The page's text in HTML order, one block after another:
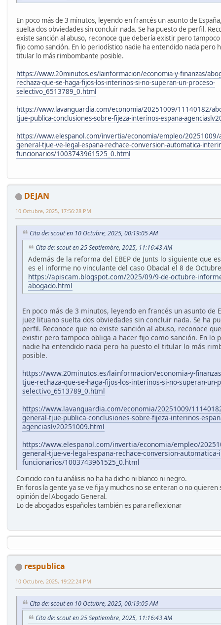
En poco más de 3 minutos, leyendo en francés un asunto de
suelta dos obviedades sin concluir nada. Se ha puesto de perfil.
existe sanción al abuso, reconoce que debería existir pero
fijo como sanción. En lo periodístico nadie ha entendido nada pero
titular lo más rimbombante posible.
https://www.20minutos.es/lainformacion/economia-y-finanzas/
rechaza-que-se-haga-fijos-los-interinos-si-no-superan-un-proceso-
selectivo_6513789_0.html
https://www.lavanguardia.com/economia/20251009/11140182/
tjue-publica-conclusiones-sobre-fijeza-interinos-espana-
https://www.elespanol.com/invertia/economia/empleo/20251009/
general-tjue-ve-legal-espana-rechace-conversion-automatica-
funcionarios/1003743961525_0.html
DEJAN
10 Octubre, 2025, 17:56:28 PM
Cita de: scout en 10 Octubre, 2025, 00:19:05 AM
Cita de: scout en 25 Septiembre, 2025, 11:16:43 AM
Además de la reforma del EBEP de Junts lo siguiente que
es el informe no vinculante del caso Obadal el 8 de Octubre
https://apiscam.blogspot.com/2025/09/9-de-octubre-
abogado.html
En poco más de 3 minutos, leyendo en francés un asunto de
juez lituano suelta dos obviedades sin concluir nada. Se ha
perfil. Reconoce que no existe sanción al abuso, reconoce
existir pero tampoco obliga a hacer fijo como sanción. En lo
nadie ha entendido nada pero ha puesto el titular lo más
posible.
https://www.20minutos.es/lainformacion/economia-y-
tjue-rechaza-que-se-haga-fijos-los-interinos-si-no-superan-un-
selectivo_6513789_0.html
https://www.lavanguardia.com/economia/20251009/
general-tjue-publica-conclusiones-sobre-fijeza-interinos-
agenciaslv20251009.html
https://www.elespanol.com/invertia/economia/empleo/
general-tjue-ve-legal-espana-rechace-conversion-
funcionarios/1003743961525_0.html
Coincido con tu análisis no ha ha dicho ni blanco ni negro.
En foros la gente ya se ve fija y muchos no se enteran o no quieren
opinión del Abogado General.
Lo de abogados españoles también es para reflexionar
respublica
10 Octubre, 2025, 19:22:24 PM
Cita de: scout en 10 Octubre, 2025, 00:19:05 AM
Cita de: scout en 25 Septiembre, 2025, 11:16:43 AM